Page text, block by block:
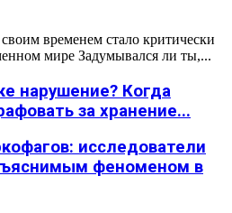
временем стало критически
мире Задумывался ли ты,...
нарушение? Когда
за хранение...
исследователи
феноменом в